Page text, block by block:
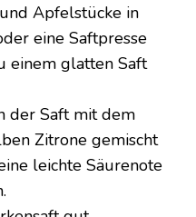
Apfelstücke in
eine Saftpresse
einem glatten Saft
der Saft mit dem
Zitrone gemischt
leichte Säurenote